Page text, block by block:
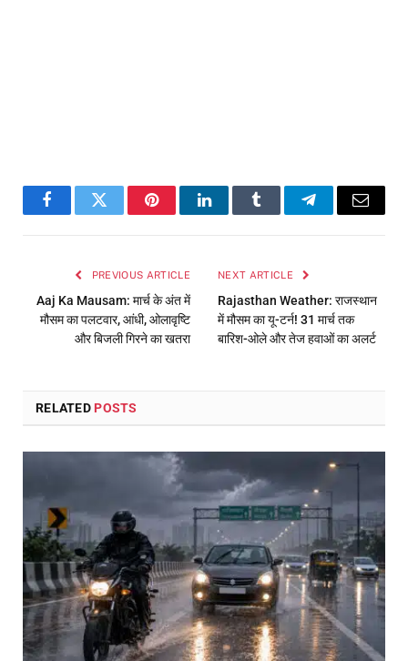
FacebookTwitter PinterestLinkedInTumblr TelegramEmail
PREVIOUS ARTICLE
Aaj Ka Mausam: मार्च के अंत में
मौसम का पलटवार, आंधी, ओलावृष्टि
और बिजली गिरने का खतरा
NEXT ARTICLE
Rajasthan Weather: राजस्थान
में मौसम का यू-टर्न! 31 मार्च तक
बारिश-ओले और तेज हवाओं का अलर्ट
RELATED POSTS